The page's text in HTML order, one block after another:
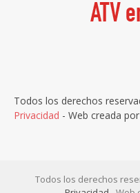
Todos los derechos
Privacidad - Web creada por
Todos los derechos